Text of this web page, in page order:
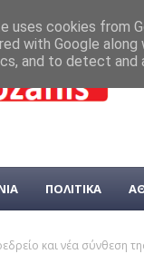
ΠΟΛΙΤΙΚΑ
και νέα σύνθεση
uses cookies from
with Google
and to detect and